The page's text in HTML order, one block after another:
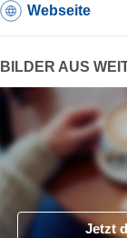
Webseite
BILDER AUS
Jetzt